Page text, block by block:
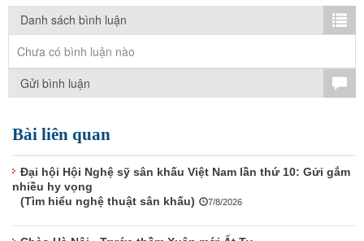
Danh sách bình luận
Chưa có bình luận nào
Gửi bình luận
Bài liên quan
Đại hội Hội Nghệ sỹ sân khấu Việt Nam lần thứ 10: Gửi gắm
nhiều hy vọng
(Tìm hiểu nghệ thuật sân khấu)
7/8/2026